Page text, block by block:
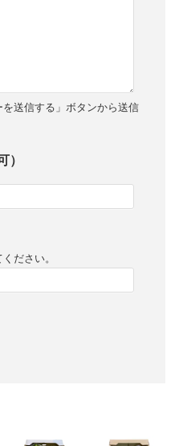
送信する」ボタンから送信
）
ださい。